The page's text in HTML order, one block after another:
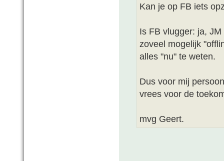
Kan je op FB iets
Is FB vlugger: ja,
zoveel mogelijk
alles "nu" te weten.
Dus voor mij
vrees voor de
mvg Geert.